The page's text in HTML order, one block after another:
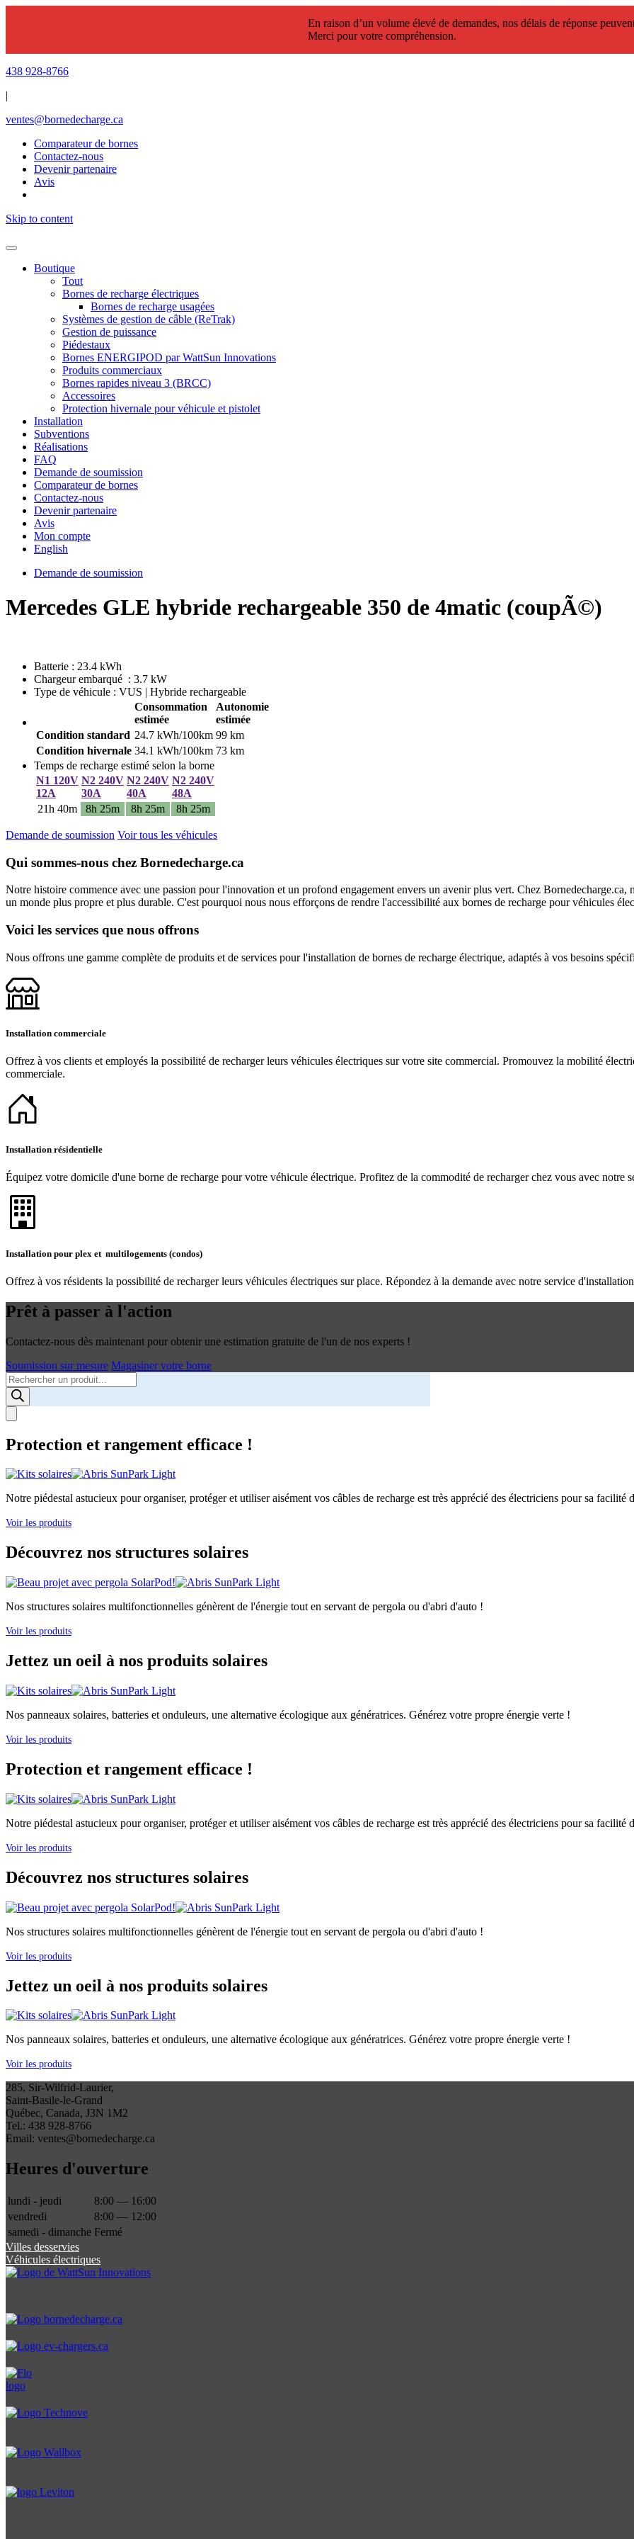
En raison d’un volume élevé de demandes, nos délais de réponse
Merci pour votre compréhension.
438 928-8766
|
ventes@bornedecharge.ca
Comparateur de bornes
Contactez-nous
Devenir partenaire
Avis
Skip to content
Boutique
Tout
Bornes de recharge électriques
Bornes de recharge usagées
Systèmes de gestion de câble (ReTrak)
Gestion de puissance
Piédestaux
Bornes ENERGIPOD par WattSun Innovations
Produits commerciaux
Bornes rapides niveau 3 (BRCC)
Accessoires
Protection hivernale pour véhicule et pistolet
Installation
Subventions
Réalisations
FAQ
Demande de soumission
Comparateur de bornes
Contactez-nous
Devenir partenaire
Avis
Mon compte
English
Demande de soumission
Mercedes GLE hybride rechargeable 350 de 4matic (coupÃ©)
Batterie : 23.4 kWh
Chargeur embarqué : 3.7 kW
Type de véhicule : VUS | Hybride rechargeable
Consommation
estimée
Autonomie
estimée
Condition standard 24.7 kWh/100km 99 km
Condition hivernale 34.1 kWh/100km 73 km
Temps de recharge estimé selon la borne
N1 120V
12A
N2 240V
30A
N2 240V
40A
N2 240V
48A
21h 40m
8h 25m 8h 25m 8h 25m
Demande de soumission Voir tous les véhicules
Qui sommes-nous chez Bornedecharge.ca
Notre histoire commence avec une passion pour l'innovation et un profond engagement envers un avenir plus vert. Chez
un monde plus propre et plus durable. C'est pourquoi nous nous efforçons de rendre l'accessibilité aux bornes de recharge pour véhicules
Voici les services que nous offrons
Nous offrons une gamme complète de produits et de services pour l'installation de bornes de recharge électrique, adaptés à vos besoins
Installation commerciale
Offrez à vos clients et employés la possibilité de recharger leurs véhicules électriques sur votre site commercial. Promouvez la mobilité
commerciale.
Installation résidentielle
Équipez votre domicile d'une borne de recharge pour votre véhicule électrique. Profitez de la commodité de recharger chez vous avec notre
Installation pour plex et multilogements (condos)
Offrez à vos résidents la possibilité de recharger leurs véhicules électriques sur place. Répondez à la demande avec notre service
Prêt à passer à l'action
Contactez-nous dès maintenant pour obtenir une estimation gratuite de l'un de nos experts !
Soumission sur mesure Magasiner votre borne
Products
search
Protection et rangement efficace !
Notre piédestal astucieux pour organiser, protéger et utiliser aisément vos câbles de recharge est très apprécié des électriciens pour sa facilité
Voir les produits
Découvrez nos structures solaires
Nos structures solaires multifonctionnelles génèrent de l'énergie tout en servant de pergola ou d'abri d'auto !
Voir les produits
Jettez un oeil à nos produits solaires
Nos panneaux solaires, batteries et onduleurs, une alternative écologique aux génératrices. Générez votre propre énergie verte !
Voir les produits
Protection et rangement efficace !
Notre piédestal astucieux pour organiser, protéger et utiliser aisément vos câbles de recharge est très apprécié des électriciens pour sa facilité
Voir les produits
Découvrez nos structures solaires
Nos structures solaires multifonctionnelles génèrent de l'énergie tout en servant de pergola ou d'abri d'auto !
Voir les produits
Jettez un oeil à nos produits solaires
Nos panneaux solaires, batteries et onduleurs, une alternative écologique aux génératrices. Générez votre propre énergie verte !
Voir les produits
285, Sir-Wilfrid-Laurier,
Saint-Basile-le-Grand
Québec, Canada, J3N 1M2
Tel.: 438 928-8766
Email: ventes@bornedecharge.ca
Heures d'ouverture
lundi - jeudi
8:00 — 16:00
vendredi
8:00 — 12:00
samedi - dimanche Fermé
Villes desservies
Véhicules électriques